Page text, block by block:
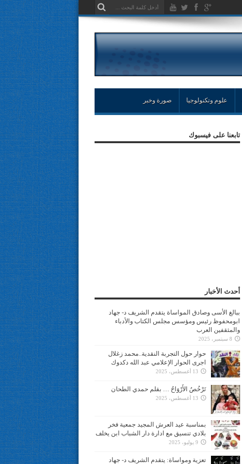
علوم وتكنولوجيا صورة وخبر
تابعنا على فيسبوك
أحدث الأخبار
ببالغ الأسى وصادق المواساة يتقدم الشريف د- جهاد
ابومحفوظ رئيس ومؤسس مجلس الكتاب والأدباء
والمثقفين العرب
8 سبتمبر، 2025
حوار حول التجربة النقدية..محمد زغلال
اجرى الحوار الإعلامي عبد الله دكدوك
13 أغسطس، 2025
تَرْخُصُ الأَرْوَاحُ … بقلم حمدي الطحان
13 أغسطس، 2025
بمناسبة عيد العرش المجيد جمعية فخر
بلادي تنسيق مع ادارة دار الشباب ابن يخلف
9 يوليو، 2025
تعزية ومواساة: يتقدم الشريف د- جهاد